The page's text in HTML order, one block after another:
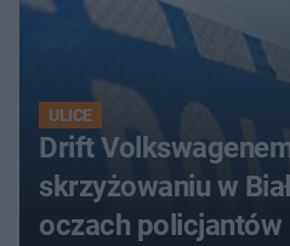
ULICE
Drift
skrzyżowaniu w
oczach policjantów